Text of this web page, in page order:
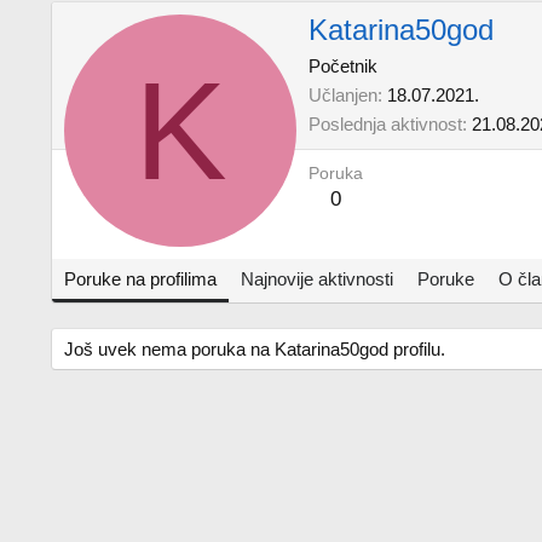
K
Katarina50god
Početnik
Učlanjen 18.07.2021.
Poslednja aktivnost
Poruka
0
Poruke na profilima Najnovije aktivnosti Poruke O
Još uvek nema poruka na Katarina50god profilu.